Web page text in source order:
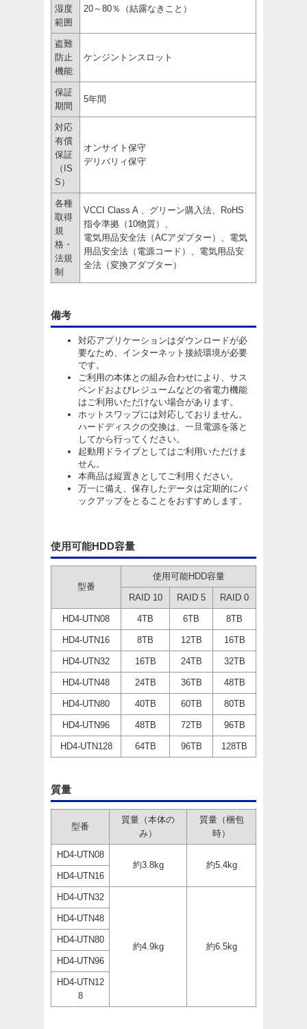
湿度
範囲
20～80％（結露なきこと）
盗難
防止
機能
ケンジントンスロット
保証
期間
5年間
対応
有償
保証
（IS
S）
オンサイト保守
デリバリィ保守
各種
取得
規
格・
法規
制
VCCI Class A 、グリーン購入法、RoHS
指令準拠（10物質）、
電気用品安全法（ACアダプター）、電気
用品安全法（電源コード）、電気用品安
全法（変換アダプター）
備考
対応アプリケーションはダウンロードが必
要なため、インターネット接続環境が必要
です。
ご利用の本体との組み合わせにより、サス
ペンドおよびレジュームなどの省電力機能
はご利用いただけない場合があります。
ホットスワップには対応しておりません。
ハードディスクの交換は、一旦電源を落と
してから行ってください。
起動用ドライブとしてはご利用いただけま
せん。
本商品は縦置きとしてご利用ください。
万一に備え、保存したデータは定期的にバ
ックアップをとることをおすすめします。
使用可能HDD容量
型番
使用可能HDD容量
RAID 10 RAID 5 RAID 0
HD4-UTN08 4TB 6TB 8TB
HD4-UTN16 8TB 12TB 16TB
HD4-UTN32 16TB 24TB 32TB
HD4-UTN48 24TB 36TB 48TB
HD4-UTN80 40TB 60TB 80TB
HD4-UTN96 48TB 72TB 96TB
HD4-UTN128 64TB 96TB 128TB
質量
型番
質量（本体の
み）
質量（梱包
時）
HD4-UTN08
約3.8kg
約5.4kg
HD4-UTN16
HD4-UTN32
約4.9kg 約6.5kg
HD4-UTN48
HD4-UTN80
HD4-UTN96
HD4-UTN12
8